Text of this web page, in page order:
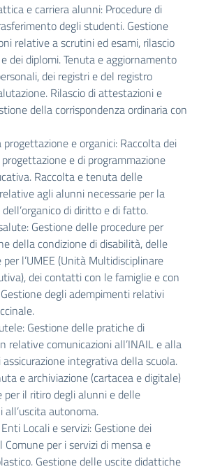
e carriera alunni: Procedure di
degli studenti. Gestione
relative a scrutini ed esami, rilascio
dei diplomi. Tenuta e aggiornamento
dei registri e del registro
Rilascio di attestazioni e
della corrispondenza ordinaria con
e organici: Raccolta dei
e di programmazione
Raccolta e tenuta delle
agli alunni necessarie per la
di diritto e di fatto.
Gestione delle procedure per
della condizione di disabilità, delle
l’UMEE (Unità Multidisciplinare
dei contatti con le famiglie e con
degli adempimenti relativi
Gestione delle pratiche di
relative comunicazioni all’INAIL e alla
assicurazione integrativa della scuola.
e archiviazione (cartacea e digitale)
per il ritiro degli alunni e delle
all’uscita autonoma.
Locali e servizi: Gestione dei
Comune per i servizi di mensa e
Gestione delle uscite didattiche